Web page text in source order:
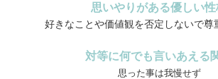
思いやりがある優しい性
好きなことや価値観を否定しないで尊
対等に何でも言いあえる
思った事は我慢せず